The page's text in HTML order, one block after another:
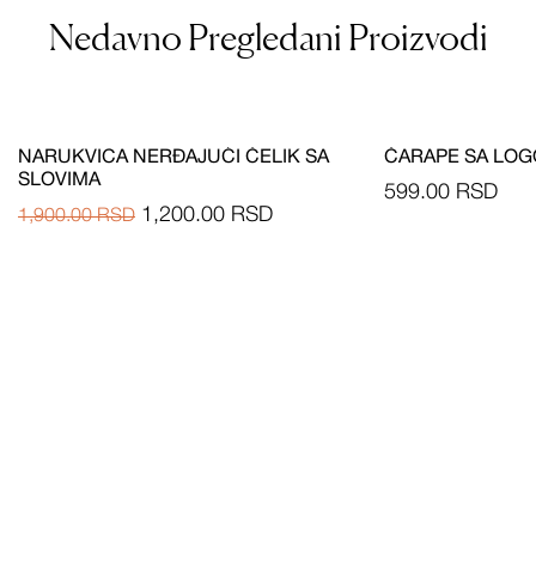
Nedavno Pregledani Proizvodi
NARUKVICA NERĐAJUĆI ČELIK SA
SLOVIMA
1,900.00RSD 1,200.00 RSD
ČARAPE SA
599.00 RSD